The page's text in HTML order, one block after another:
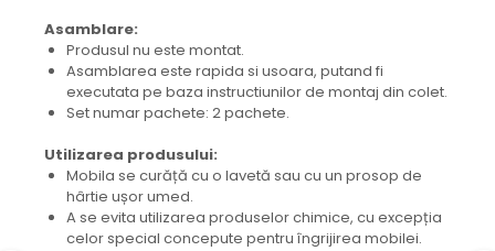
Asamblare:
Produsul nu este montat.
Asamblarea este rapida si usoara, putand fi
executata pe baza instructiunilor de montaj din colet.
Set numar pachete: 2 pachete.
Utilizarea produsului:
Mobila se curăță cu o lavetă sau cu un prosop de
hârtie ușor umed.
A se evita utilizarea produselor chimice, cu excepția
celor special concepute pentru îngrijirea mobilei.